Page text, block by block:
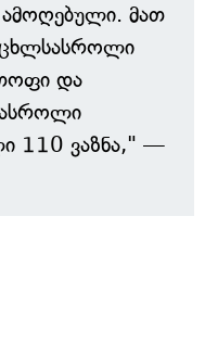
ამოღებული. მათ
და
110 ვაზნა," —